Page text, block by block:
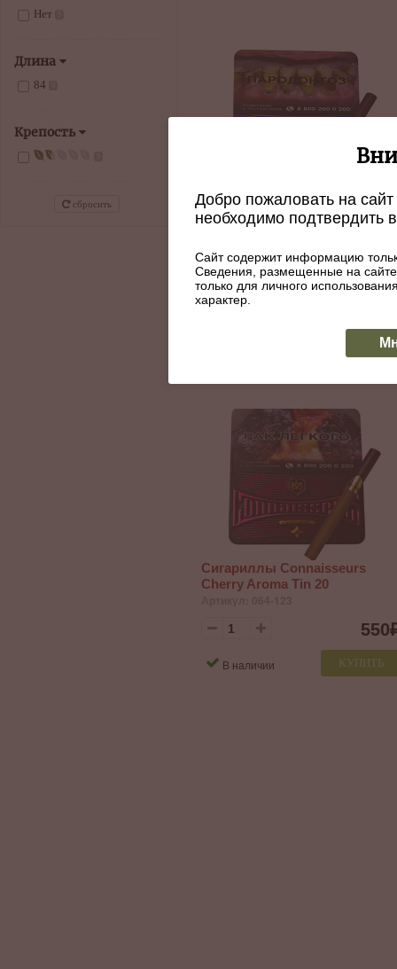
Нет
Длина
84
Крепость
сбросить
Сигариллы Connaisseurs
Original Tin 20 Артикул: 044-123
550
КУПИТЬ
В наличии
Сигариллы Connaisseurs
Cherry Aroma Tin 20
550
КУПИТЬ
В наличии
Добро пожаловать на
необходимо подтвердить
Сайт содержит информацию
Сведения, размещенные на
только для личного
характер.